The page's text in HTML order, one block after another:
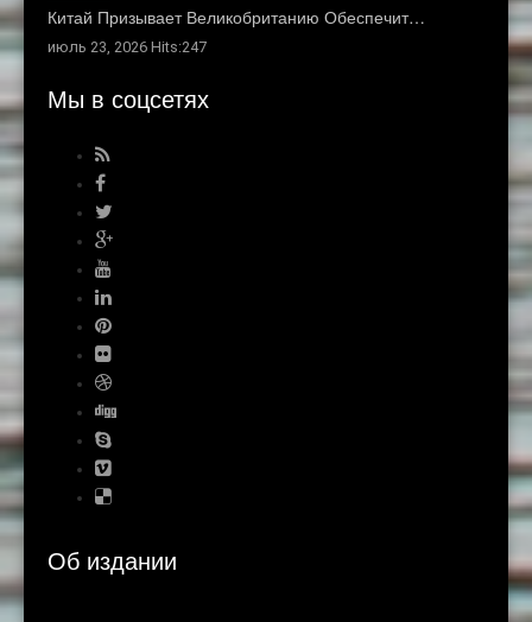
Китай Призывает Великобританию Обеспечит…
июль 23, 2026 Hits:247
Мы в соцсетях
Об издании